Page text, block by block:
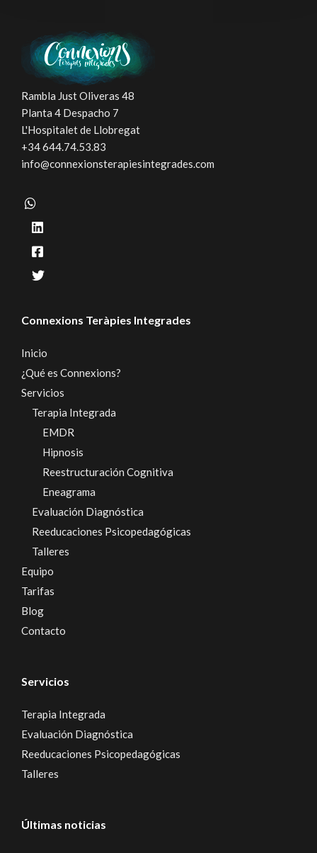
Rambla Just Oliveras 48
Planta 4 Despacho 7
L'Hospitalet de Llobregat
+34 644.74.53.83
info@connexionsterapiesintegrades.com
Connexions Teràpies Integrades
Inicio
¿Qué es Connexions?
Servicios
Terapia Integrada
EMDR
Hipnosis
Reestructuración Cognitiva
Eneagrama
Evaluación Diagnóstica
Reeducaciones Psicopedagógicas
Talleres
Equipo
Tarifas
Blog
Contacto
Servicios
Terapia Integrada
Evaluación Diagnóstica
Reeducaciones Psicopedagógicas
Talleres
Últimas noticias